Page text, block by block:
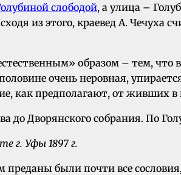
слободой, а улица –
из этого, краевед А.
образом – тем,
очень неровная,
как предполагают, от живших
г. Уфы 1897 г.
были почти все